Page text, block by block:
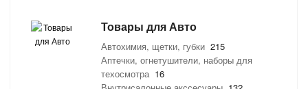
Товары для Авто
Автохимия, щетки, губки 215
Аптечки, огнетушители, наборы для
техосмотра 16